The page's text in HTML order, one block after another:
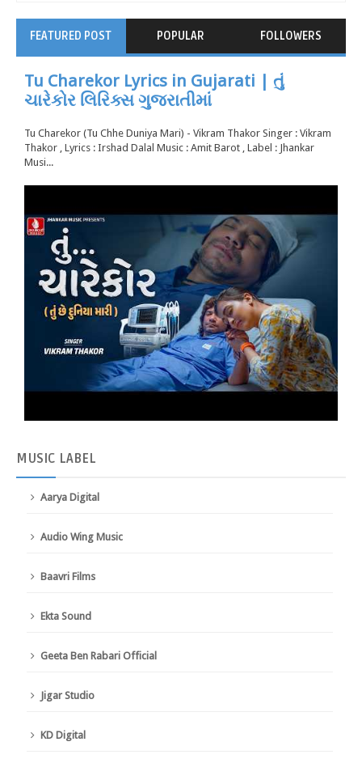
FEATURED POST POPULAR FOLLOWERS
Tu Charekor Lyrics in Gujarati | તું
ચારેકોર લિરિક્સ ગુજરાતીમાં
Tu Charekor (Tu Chhe Duniya Mari) - Vikram Thakor Singer : Vikram
Thakor , Lyrics : Irshad Dalal Music : Amit Barot , Label : Jhankar
Musi...
MUSIC LABEL
Aarya Digital
Audio Wing Music
Baavri Films
Ekta Sound
Geeta Ben Rabari Official
Jigar Studio
KD Digital